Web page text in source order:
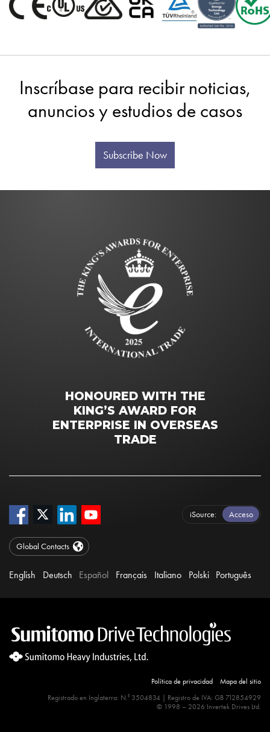
Inscríbase para recibir noticias,
anuncios y estudios de casos
Subscribe Now
HONOURED WITH THE
KING’S AWARD FOR
ENTERPRISE IN OVERSEAS
TRADE
iSource Acceso
Global Contacts
English Deutsch Español Français Italiano Polski Português
Política de privacidad
Mapa del sitio
Registrado en Inglaterra: N.º 3504834 | Registro de IVA: GB 712854929
© 1998 – 2026 Invertek Drives Ltd.